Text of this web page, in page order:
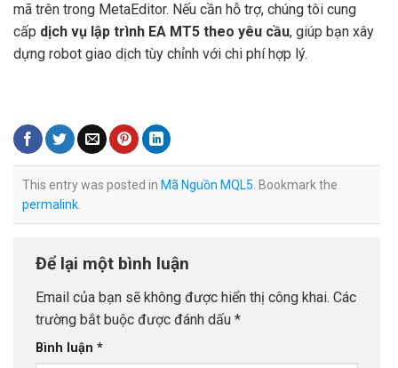
mã trên trong MetaEditor. Nếu cần hỗ trợ, chúng tôi cung
cấp dịch vụ lập trình EA MT5 theo yêu cầu, giúp bạn xây
dựng robot giao dịch tùy chỉnh với chi phí hợp lý.
This entry was posted in Mã Nguồn MQL5 . Bookmark the
permalink
Để lại một bình luận
Email của bạn sẽ không được hiển thị công khai. Các
trường bắt buộc được đánh dấu *
Bình luận *